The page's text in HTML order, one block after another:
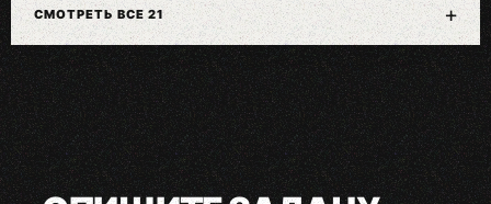
СМОТРЕТЬ ВСЕ 21 +